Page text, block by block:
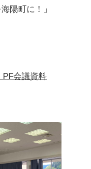
陽町に！」
PF会議資料